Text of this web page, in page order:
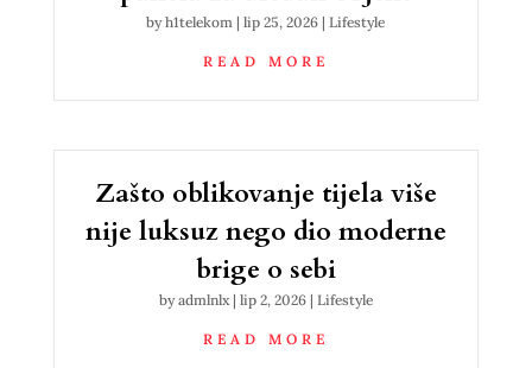
byh1telekom |lip 25, 2026 | Lifestyle
READ MORE
Zašto oblikovanje tijela više
nije luksuz nego dio moderne
brige o sebi
byadmlnlx| lip 2, 2026| Lifestyle
READ MORE